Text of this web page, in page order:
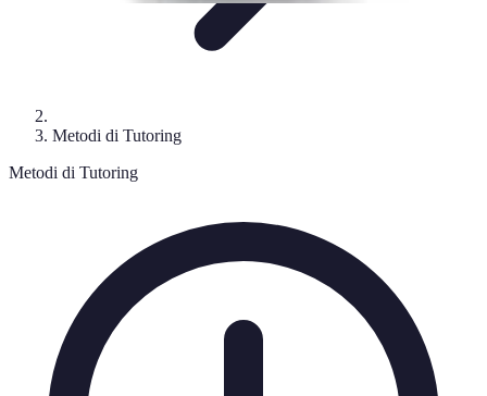
Metodi di Tutoring
Metodi di Tutoring